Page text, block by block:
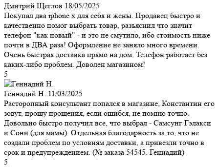
Дмитрий Щеглов 18/05/2025
Покупал два iphone x для себя и жены. Продавец быстро и
качественно помог выбрать товар, разъяснил что значит
телефон "как новый" - и это не смутило, ибо стоимость ниже
почти в ДВА раза! Оформление не заняло много времени.
Очень быстрая доставка прямо на дом. Телефон работает без
каких-либо проблем. Доволен магазином!
5
Геннадий Н. 11/03/2025
Расторопный консультант попался в магазине, Константин его
зовут, прощу прощения, если ошибся, не помню точно.
Довольно быстро получил все, что выбрал - Самсунг Гэлакси
и Сони (для мамы). Отдельная благодарность за то, что не
создали проблем по условиям доставки, а привезли точно в
срок и предупреждением. (№ заказа 54545. Геннадий)
5